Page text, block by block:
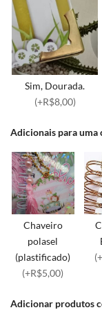
Sim, Dourada.
(+R$8,00)
Adicionais para uma
Chaveiro
polasel
(plastificado)
(+R$5,00)
Adicionar produtos